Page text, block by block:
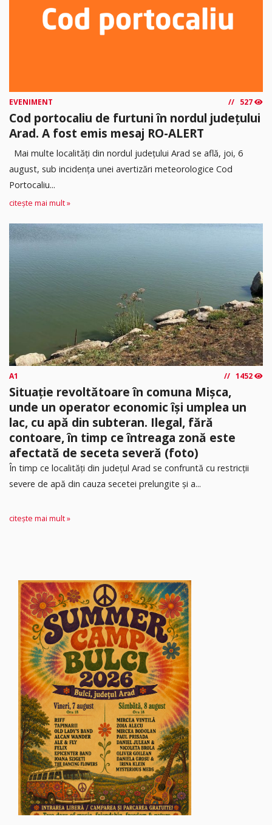
EVENIMENT 527
Cod portocaliu de furtuni în nordul județului
Arad. A fost emis mesaj RO-ALERT
Mai multe localități din nordul județului Arad se află, joi, 6
august, sub incidența unei avertizări meteorologice Cod
Portocaliu...
citește mai mult »
A1 1452
Situație revoltătoare în comuna Mișca,
unde un operator economic își umplea un
lac, cu apă din subteran. Ilegal, fără
contoare, în timp ce întreaga zonă este
afectată de seceta severă (foto)
În timp ce localități din județul Arad se confruntă cu restricții
severe de apă din cauza secetei prelungite și a...
citește mai mult »